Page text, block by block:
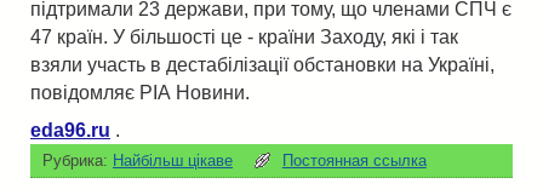
підтримали 23 держави, при тому, що членами СПЧ є
47 країн. У більшості це - країни Заходу, які і так
взяли участь в дестабілізації обстановки на Україні,
повідомляє РІА Новини.
eda96.ru .
Рубрика: Найбільш цікаве Постоянная ссылка